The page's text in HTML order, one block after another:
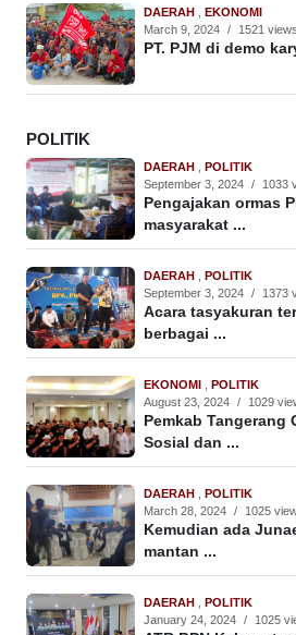
DAERAH , EKONOMI
March 9, 2024 / 1521 views
PT. PJM di demo
POLITIK
DAERAH , POLITIK
September 3, 2024 / 1033
Pengajakan ormas
masyarakat ...
DAERAH , POLITIK
September 3, 2024 / 1373
Acara tasyakuran
berbagai ...
EKONOMI , POLITIK
August 23, 2024 / 1029
Pemkab Tangerang
Sosial dan ...
DAERAH , POLITIK
March 28, 2024 / 1025
Kemudian ada
mantan ...
DAERAH , POLITIK
January 24, 2024 / 1025